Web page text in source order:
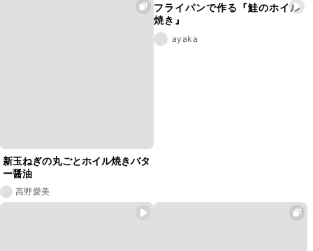
新玉ねぎの丸ごとホイル焼きバタ
ー醤油
高野愛美
フライパンで作る『鮭のホイル
焼き』
ayaka